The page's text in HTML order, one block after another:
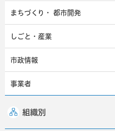
まちづくり・ 都市開発
しごと・産業
市政情報
事業者
組織別